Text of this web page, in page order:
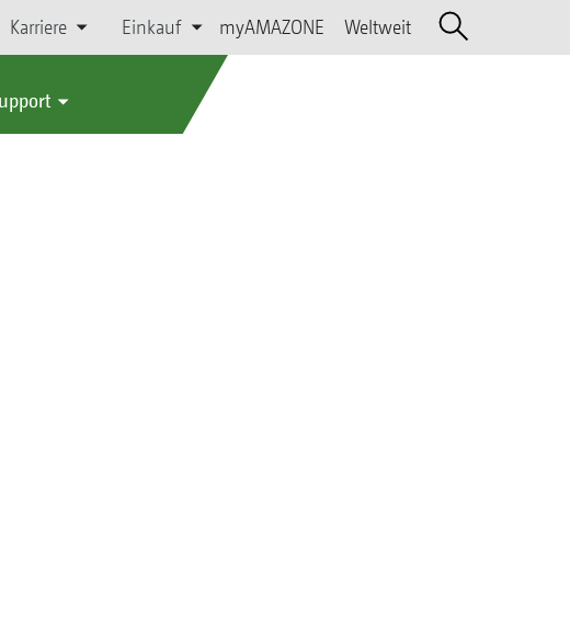
Karriere Einkauf myAMAZONE Weltweit